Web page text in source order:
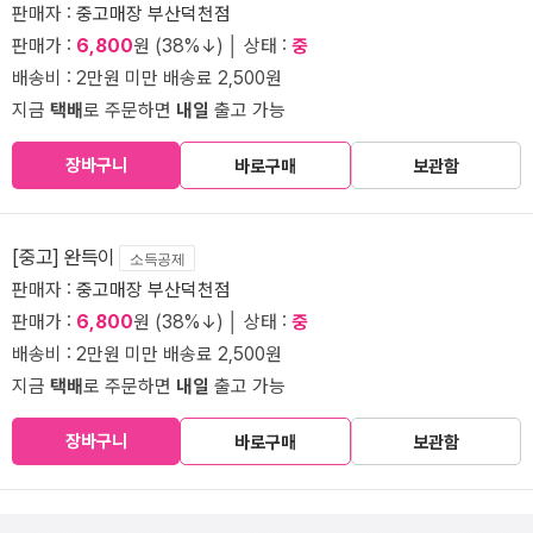
판매자 : 중고매장 부산덕천점
판매가 : 6,800원 (38%↓) │ 상태 : 중
배송비 : 2만원 미만 배송료 2,500원
지금 택배로 주문하면 내일 출고 가능
장바구니 바로구매 보관함
[중고] 완득이 소득공제
판매자 : 중고매장 부산덕천점
판매가 : 6,800원 (38%↓) │ 상태 : 중
배송비 : 2만원 미만 배송료 2,500원
지금 택배로 주문하면 내일 출고 가능
장바구니 바로구매 보관함